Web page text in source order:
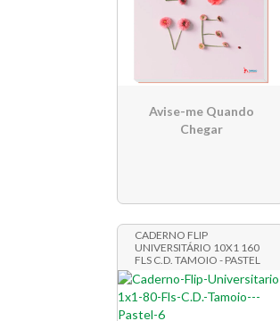
Avise-me Quando
Chegar
CADERNO FLIP
UNIVERSITÁRIO 10X1 160
FLS C.D. TAMOIO - PASTEL
6